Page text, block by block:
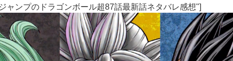
ャンプのドラゴンボール超87話最新話ネタバレ感想"]